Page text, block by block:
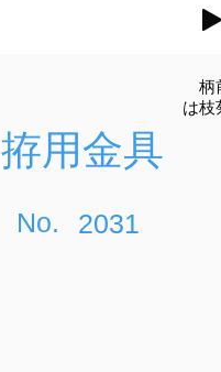
拵用金具
2031
​No.
柄
は枝